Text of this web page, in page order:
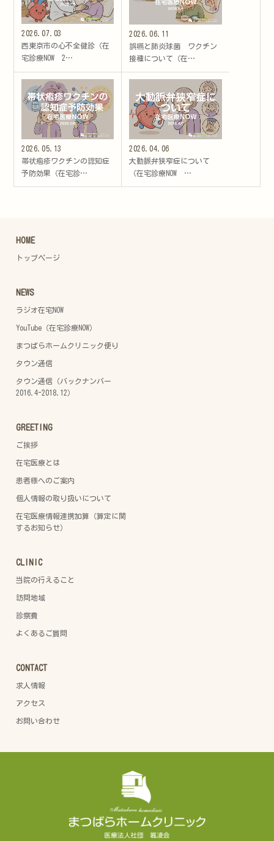
2026.07.03
西東京市の心不全健診（在
宅診療NOW 2…
2026.06.11
誤嚥と肺炎球菌 ワクチン
接種について（在…
2026.05.13
帯状疱疹ワクチンの認知症
予防効果（在宅診…
2026.04.06
大動脈弁狭窄症について
（在宅診療NOW …
HOME
トップページ
NEWS
ラジオ在宅NOW
YouTube（在宅診療NOW）
まつばらホームクリニック便り
タウン通信
タウン通信（バックナンバー
2016.4-2018.12）
GREETING
ご挨拶
在宅医療とは
患者様へのご案内
個人情報の取り扱いについて
在宅医療情報連携加算（算定に関
するお知らせ）
CLINIC
当院の行えること
訪問地域
診察費
よくあるご質問
CONTACT
求人情報
アクセス
お問い合わせ